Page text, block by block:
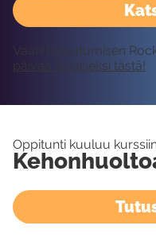
Vaatii kirjautumisen
päivää ilmaiseksi tästä!
Oppitunti kuuluu